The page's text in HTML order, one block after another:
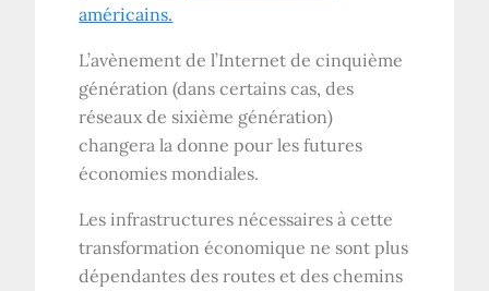
américains.
L’avènement de l’Internet de cinquième
génération (dans certains cas, des
réseaux de sixième génération)
changera la donne pour les futures
économies mondiales.
Les infrastructures nécessaires à cette
transformation économique ne sont plus
dépendantes des routes et des chemins